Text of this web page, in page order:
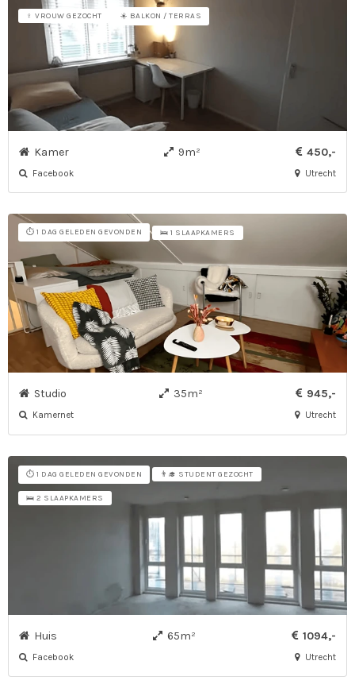
♀ VROUW GEZOCHT ☀️ BALKON / TERRAS
Kamer 9m² 450,-
Facebook Utrecht
⏱️ 1 DAG GELEDEN GEVONDEN 🛌 1 SLAAPKAMERS
Studio 35m² 945,-
Kamernet Utrecht
⏱️ 1 DAG GELEDEN GEVONDEN 👨‍🎓 STUDENT GEZOCHT
🛌 2 SLAAPKAMERS
Huis 65m² 1094,-
Facebook Utrecht